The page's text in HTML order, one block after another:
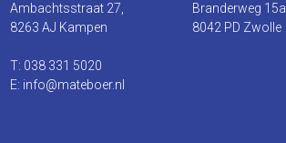
Ambachtsstraat 27,
8263 AJ Kampen
T: 038 331 5020
E: info@mateboer.nl
Branderweg 15a
8042 PD Zwolle